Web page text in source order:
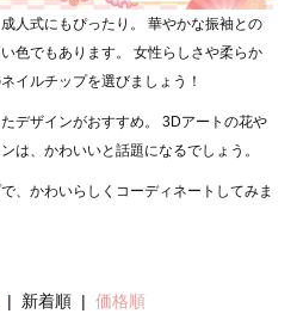
人式にもぴったり。 華やかな振袖との
色でもあります。 女性らしさや柔らか
イルチップを選びましょう！
デザインがおすすめ。 3Dアートの花や
は、かわいいと話題になるでしょう。
、かわいらしくコーディネートしてみま
| 新着順 | 価格順